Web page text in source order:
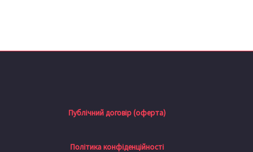
Публічний договір (оферта)
Політика конфіденційності